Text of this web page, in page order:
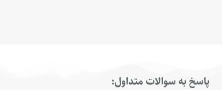
پاسخ به سوالات متداول: